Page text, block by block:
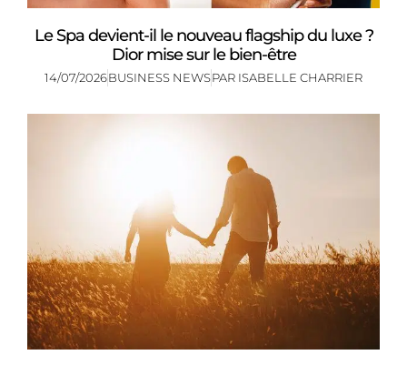
Le Spa devient-il le nouveau flagship du luxe ?
Dior mise sur le bien-être
14/07/2026BUSINESS NEWSPAR ISABELLE CHARRIER